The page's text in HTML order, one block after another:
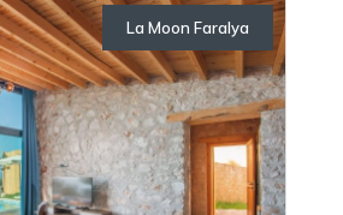
Otellerimiz
La Moon Faralya